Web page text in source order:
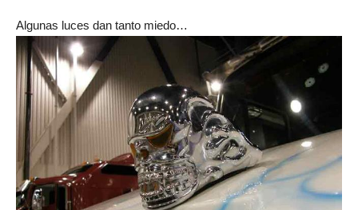
Algunas luces dan tanto miedo…